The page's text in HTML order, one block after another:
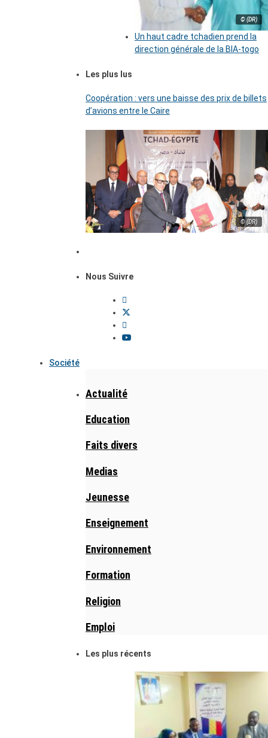
© (DR)
Un haut cadre tchadien prend la
direction générale de la BIA-togo
Les plus lus
Coopération : vers une baisse des prix de billets
d’avions entre le Caire
© (DR)
Nous Suivre
Société
Actualité
Education
Faits divers
Medias
Jeunesse
Enseignement
Environnement
Formation
Religion
Emploi
Les plus récents